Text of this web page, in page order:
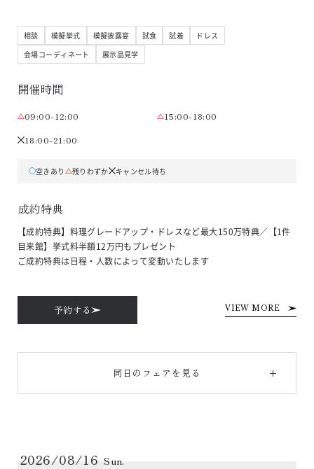
相談 模擬挙式 模擬披露宴 試食 試着
ドレス
会場コーディネート
展示品見学
開催時間
09:00-12:00
15:00-18:00
18:00-21:00
空きあり 残りわずか キャンセル待ち
成約特典
【成約特典】料理グレードアップ・ドレスなど最大150万特典／【1件
目来館】挙式料半額12万円もプレゼント
ご成約特典は日程・人数によって変動いたします
予約する VIEW MORE
同日のフェアを見る
2026/08/16 Sun.